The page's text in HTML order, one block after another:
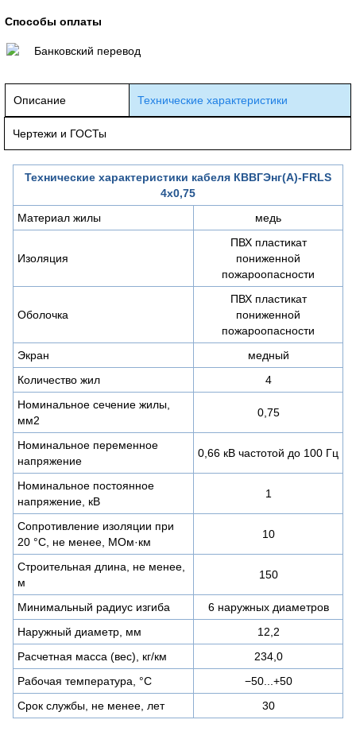
Способы оплаты
Банковский перевод
Описание Технические характеристики
Чертежи и ГОСТы
Технические характеристики кабеля КВВГЭнг(А)-FRLS
4х0,75
Материал жилы
медь
Изоляция
ПВХ пластикат
пониженной
пожароопасности
Оболочка
ПВХ пластикат
пониженной
пожароопасности
Экран
медный
Количество жил
4
Номинальное сечение жилы,
мм2
0,75
Номинальное переменное
напряжение
0,66 кВ частотой до 100 Гц
Номинальное постоянное
напряжение, кВ
1
Сопротивление изоляции при
20 °С, не менее, МОм·км
10
Строительная длина, не менее,
м
150
Минимальный радиус изгиба
6 наружных диаметров
Наружный диаметр, мм
12,2
Расчетная масса (вес), кг/км
234,0
Рабочая температура, °C
−50...+50
Срок службы, не менее, лет
30